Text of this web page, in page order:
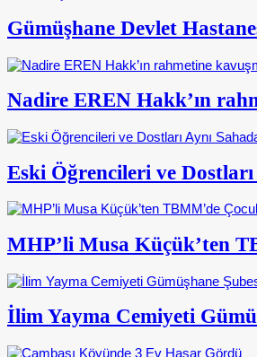
Gümüşhane Devlet
Nadire EREN Hakk’ın
Eski Öğrencileri ve
MHP’li Musa Küçük’ten
İlim Yayma Cemiyeti